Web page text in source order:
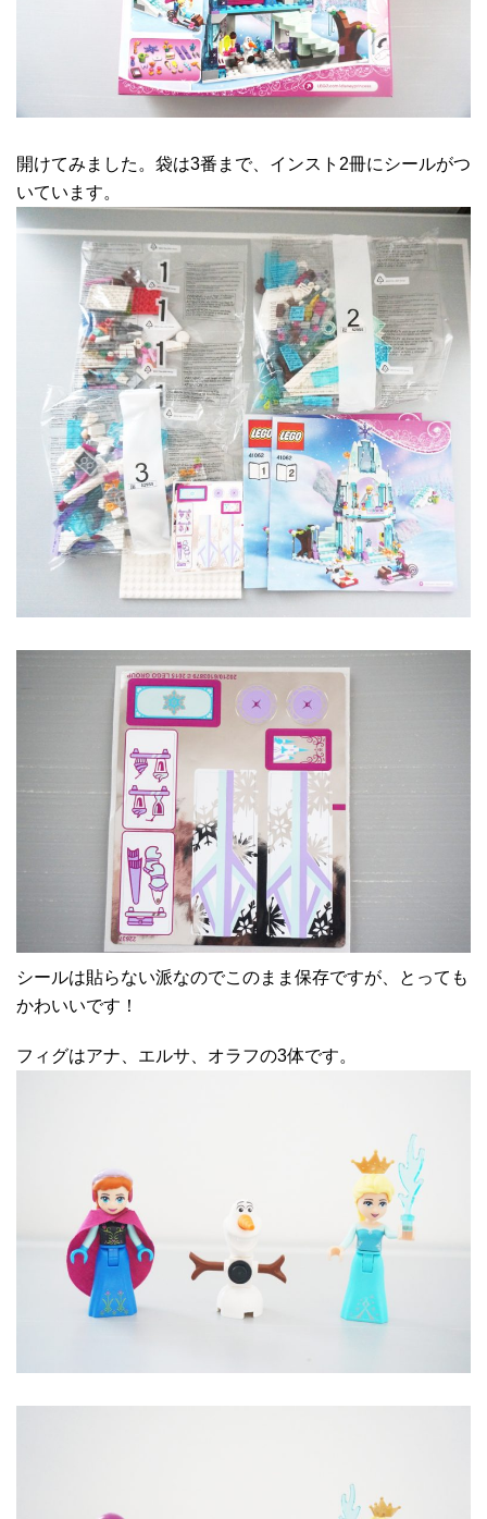
開けてみました。袋は3番まで、インスト2冊にシールがつ
いています。
シールは貼らない派なのでこのまま保存ですが、とっても
かわいいです！
フィグはアナ、エルサ、オラフの3体です。